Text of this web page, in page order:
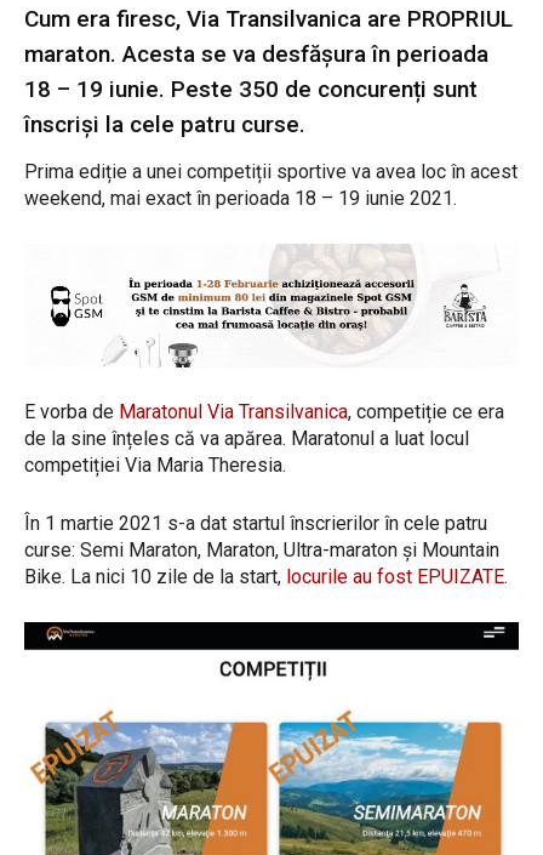
Cum era firesc, Via Transilvanica are PROPRIUL
maraton. Acesta se va desfășura în perioada
18 – 19 iunie. Peste 350 de concurenți sunt
înscriși la cele patru curse.
Prima ediție a unei competiții sportive va avea loc în acest
weekend, mai exact în perioada 18 – 19 iunie 2021.
E vorba de Maratonul Via Transilvanica, competiție ce era
de la sine înțeles că va apărea. Maratonul a luat locul
competiției Via Maria Theresia.
În 1 martie 2021 s-a dat startul înscrierilor în cele patru
curse: Semi Maraton, Maraton, Ultra-maraton și Mountain
Bike. La nici 10 zile de la start, locurile au fost EPUIZATE.